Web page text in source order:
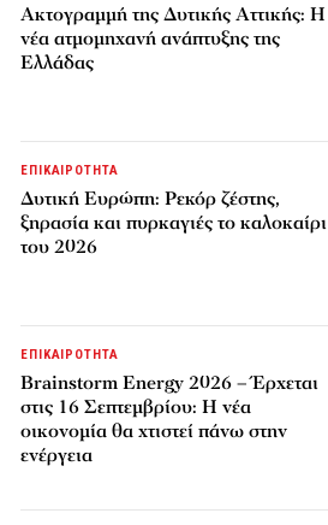
Ακτογραμμή της Δυτικής Αττικής: Η
νέα ατμομηχανή ανάπτυξης της
Ελλάδας
ΕΠΙΚΑΙΡΟΤΗΤΑ
Δυτική Ευρώπη: Ρεκόρ ζέστης,
ξηρασία και πυρκαγιές το καλοκαίρι
του 2026
ΕΠΙΚΑΙΡΟΤΗΤΑ
Brainstorm Energy 2026 – Έρχεται
στις 16 Σεπτεμβρίου: Η νέα
οικονομία θα χτιστεί πάνω στην
ενέργεια